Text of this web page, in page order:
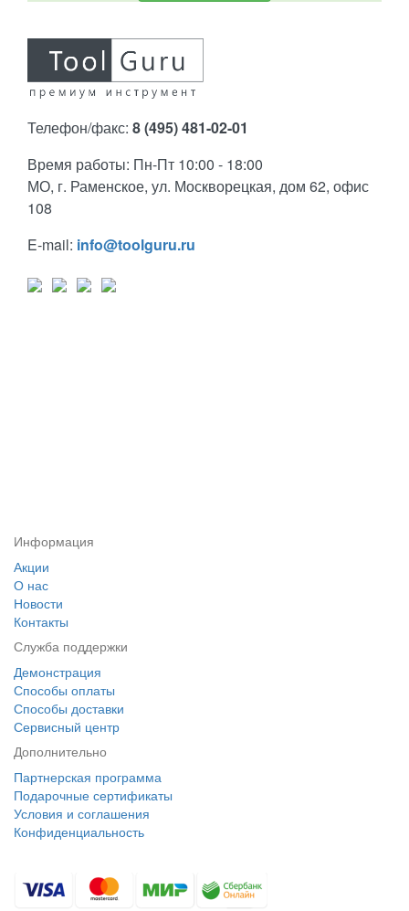
Телефон/факс: 8 (495) 481-02-01
Время работы: Пн-Пт 10:00 - 18:00
МО, г. Раменское, ул. Москворецкая, дом 62, офис
108
E-mail: info@toolguru.ru
Информация
Акции
О нас
Новости
Контакты
Служба поддержки
Демонстрация
Способы оплаты
Способы доставки
Сервисный центр
Дополнительно
Партнерская программа
Подарочные сертификаты
Условия и соглашения
Конфиденциальность